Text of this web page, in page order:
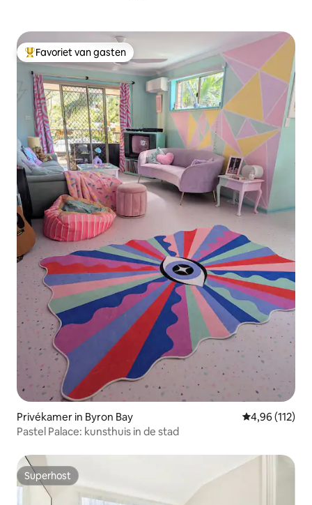
Topfavoriet van gasten
Favoriet van gasten
Privékamer in Byron Bay Gemiddelde
4,96 (112)
Pastel Palace: kunsthuis in de stad
Superhost
Superhost